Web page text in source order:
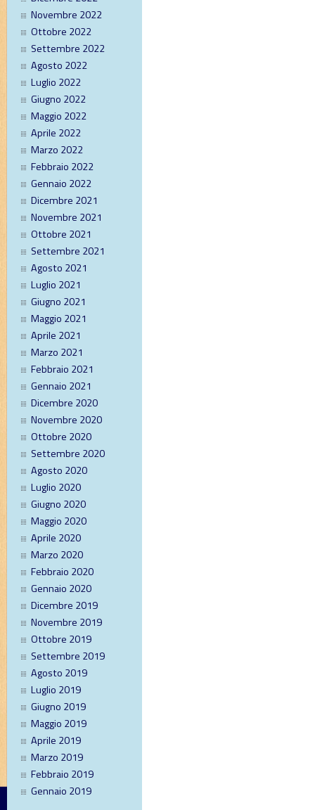
Novembre 2022
Ottobre 2022
Settembre 2022
Agosto 2022
Luglio 2022
Giugno 2022
Maggio 2022
Aprile 2022
Marzo 2022
Febbraio 2022
Gennaio 2022
Dicembre 2021
Novembre 2021
Ottobre 2021
Settembre 2021
Agosto 2021
Luglio 2021
Giugno 2021
Maggio 2021
Aprile 2021
Marzo 2021
Febbraio 2021
Gennaio 2021
Dicembre 2020
Novembre 2020
Ottobre 2020
Settembre 2020
Agosto 2020
Luglio 2020
Giugno 2020
Maggio 2020
Aprile 2020
Marzo 2020
Febbraio 2020
Gennaio 2020
Dicembre 2019
Novembre 2019
Ottobre 2019
Settembre 2019
Agosto 2019
Luglio 2019
Giugno 2019
Maggio 2019
Aprile 2019
Marzo 2019
Febbraio 2019
Gennaio 2019